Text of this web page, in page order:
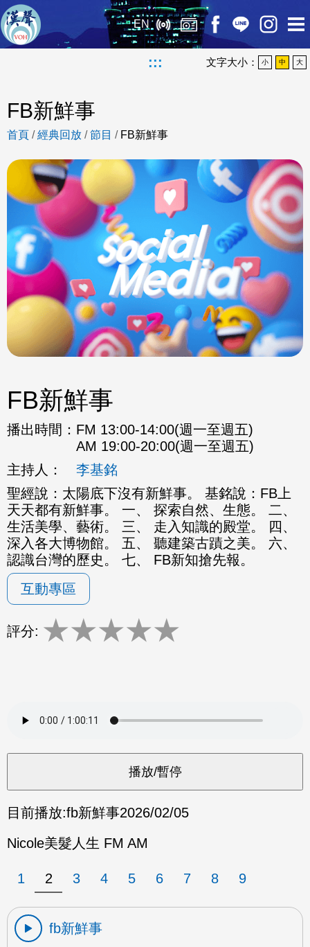
EN
::: 文字大小： 小 中 大
FB新鮮事
首頁 /經典回放 /節目 / FB新鮮事
FB新鮮事
播出時間： FM 13:00-14:00(週一至週五)
AM 19:00-20:00(週一至週五)
主持人：
李基銘
聖經說：太陽底下沒有新鮮事。 基銘說：FB上
天天都有新鮮事。 一、 探索自然、生態。 二、
生活美學、藝術。 三、 走入知識的殿堂。 四、
深入各大博物館。 五、 聽建築古蹟之美。 六、
認識台灣的歷史。 七、 FB新知搶先報。
互動專區
評分: ★★★★★
目前播放:fb新鮮事2026/02/05
Nicole美髮人生 FM AM
1 2 3 4 5 6 7 8 9
fb新鮮事